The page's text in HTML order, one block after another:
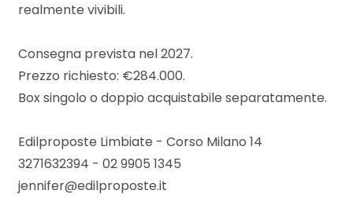
realmente vivibili.
Consegna prevista nel 2027.
Prezzo richiesto: €284.000.
Box singolo o doppio acquistabile separatamente.
Edilproposte Limbiate - Corso Milano 14
3271632394 - 02 9905 1345
jennifer@edilproposte.it
5+
Bagni
minimi